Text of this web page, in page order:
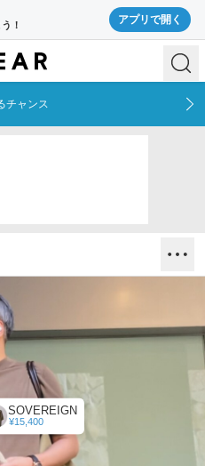
！ アプリで開く
チャンス
SOVEREIGN
¥15,400